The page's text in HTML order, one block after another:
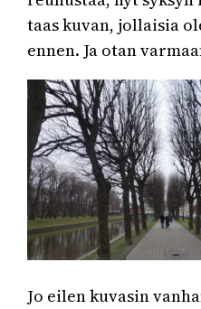
taas kuvan, jollaisia
ennen. Ja otan
Jo eilen kuvasin